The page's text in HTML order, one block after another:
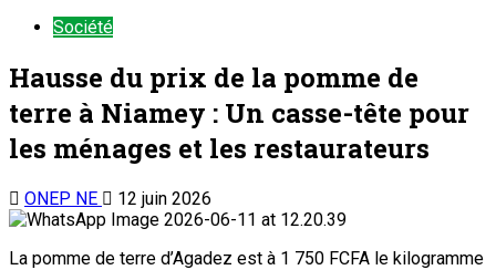
Société
Hausse du prix de la pomme de
terre à Niamey : Un casse-tête pour
les ménages et les restaurateurs
ONEP NE 12 juin 2026
La pomme de terre d’Agadez est à 1 750 FCFA le kilogramme